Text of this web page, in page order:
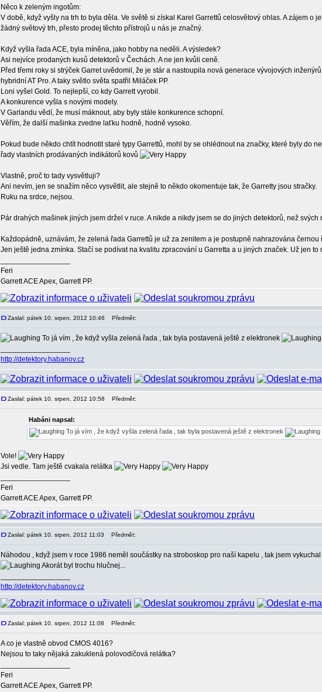
Něco k zeleným ingotům:
V době, když vyšly na trh to byla děla. Ve světě si získal Karel Garrettů celosvětový ohlas. A zájem o
žádný světový trh, přesto prodej těchto přístrojů u nás je značný.
Když vyšla řada ACE, byla míněna, jako hobby na neděli. A výsledek?
Asi nejvíce prodaných kusů detektorů v Čechách. A ne jen kvůli ceně.
Před třemi roky si strýček Garret uvědomil, že je stár a nastoupila nová generace vývojových
hybridní AT Pro. A taky světlo světa spatřil Miláček PP.
Loni vyšel Gold. To nejlepší, co kdy Garrett vyrobil.
A konkurence vyšla s novými modely.
V Garlandu vědí, že musí máknout, aby byly stále konkurence schopní.
Věřím, že další mašinka zvedne laťku hodně, hodně vysoko.
Pokud bude někdo chtít hodnotit staré typy Garrettů, mohl by se ohlédnout na značky, které byly do
řady vlastních prodávaných indikátorů kovů
Vlastně, proč to tady vysvětluji?
Ani nevím, jen se snažím něco vysvětlit, ale stejně to někdo okomentuje tak, že Garretty jsou stračky.
Ruku na srdce, nejsou.
Pár drahých mašinek jiných jsem držel v ruce. A nikde a nikdy jsem se do jiných detektorů, než svých
Každopádně, uznávám, že zelená řada Garrettů je už za zenitem a je postupně nahrazována černou
Jen ještě jedna zmínka. Stačí se podívat na kvalitu zpracování u Garretta a u jiných značek. Už jen
Feri
Garrett ACE Apex, Garrett PP.
Zaslal: pátek 10. srpen, 2012 10:46 Předmět:
To já vím , že když vyšla zelená řada , tak byla postavená ještě z elektronek
http://detektory.habanov.cz
Zaslal: pátek 10. srpen, 2012 10:58 Předmět:
Habáni napsal:
To já vím , že když vyšla zelená řada , tak byla postavená ještě z elektronek
Vole!
Jsi vedle. Tam ještě cvakala relátka
Feri
Garrett ACE Apex, Garrett PP.
Zaslal: pátek 10. srpen, 2012 11:03 Předmět:
Náhodou , když jsem v roce 1986 neměl součástky na stroboskop pro naší kapelu , tak jsem
Akorát byl trochu hlučnej...
http://detektory.habanov.cz
Zaslal: pátek 10. srpen, 2012 11:08 Předmět:
A co je vlastně obvod CMOS 4016?
Nejsou to taky nějaká zakuklená polovodičová relátka?
Feri
Garrett ACE Apex, Garrett PP.